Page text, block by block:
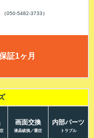
（050-5482-3733）
証1ヶ月
画面交換
液晶破損／重症
内部パーツ
トラブル